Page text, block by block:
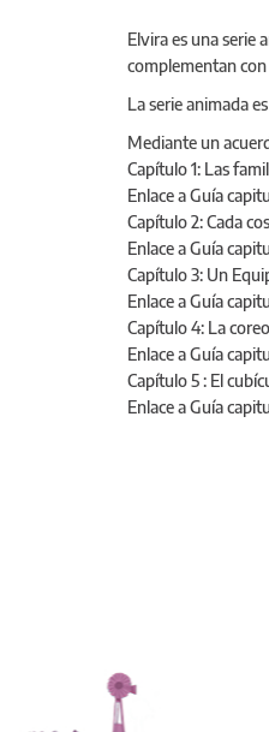
Elvira es una serie
complementan
La serie animada
Mediante un
Capítulo 1: Las
Enlace a Guía
Capítulo 2: Cada
Enlace a Guía
Capítulo 3: Un
Enlace a Guía
Capítulo 4: La
Enlace a Guía
Capítulo 5 : El
Enlace a Guía